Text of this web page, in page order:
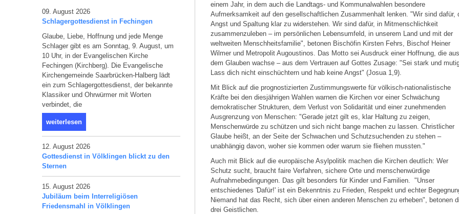
09. August 2026
Schlagergottesdienst in Fechingen
Glaube, Liebe, Hoffnung und jede Menge
Schlager gibt es am Sonntag, 9. August, um
10 Uhr, in der Evangelischen Kirche
Fechingen (Kirchberg). Die Evangelische
Kirchengemeinde Saarbrücken-Halberg lädt
ein zum Schlagergottesdienst, der bekannte
Klassiker und Ohrwürmer mit Worten
verbindet, die
weiterlesen
12. August 2026
Gottesdienst in Völklingen blickt zu den
Sternen
15. August 2026
Jubiläum beim Interreligiösen
Friedensmahl in Völklingen
einem Jahr, in dem auch die Landtags- und Kommunalwahlen besondere
Aufmerksamkeit auf den gesellschaftlichen Zusammenhalt lenken. "Wir sind dafür,
Angst und Spaltung klar zu widerstehen. Wir sind dafür, in Mitmenschlichkeit
zusammenzuleben – im persönlichen Lebensumfeld, in unserem Land und mit der
weltweiten Menschheitsfamilie", betonen Bischöfin Kirsten Fehrs, Bischof Heiner
Wilmer und Metropolit Augoustinos. Das Motto sei Ausdruck einer Hoffnung, die aus
dem Glauben wachse – aus dem Vertrauen auf Gottes Zusage: "Sei stark und
Lass dich nicht einschüchtern und hab keine Angst" (Josua 1,9).
Mit Blick auf die prognostizierten Zustimmungswerte für völkisch-nationalistische
Kräfte bei den diesjährigen Wahlen warnen die Kirchen vor einer Schwächung
demokratischer Strukturen, dem Verlust von Solidarität und einer zunehmenden
Ausgrenzung von Menschen: "Gerade jetzt gilt es, klar Haltung zu zeigen,
Menschenwürde zu schützen und sich nicht bange machen zu lassen. Christlicher
Glaube heißt, an der Seite der Schwachen und Schutzsuchenden zu stehen –
unabhängig davon, woher sie kommen oder warum sie fliehen mussten."
Auch mit Blick auf die europäische Asylpolitik machen die Kirchen deutlich: Wer
Schutz sucht, braucht faire Verfahren, sichere Orte und menschenwürdige
Aufnahmebedingungen. Das gilt besonders für Kinder und Familien. "Unser
entschiedenes 'Dafür!' ist ein Bekenntnis zu Frieden, Respekt und echter
Niemand hat das Recht, sich über einen anderen Menschen zu erheben", betonen
drei Geistlichen.